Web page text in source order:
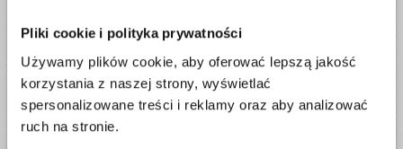
Pliki cookie i polityka prywatności
Używamy plików cookie, aby oferować lepszą jakość
korzystania z naszej strony, wyświetlać
spersonalizowane treści i reklamy oraz aby analizować
ruch na stronie.
realizację zlecenia. Masz do wyboru przelew online,
płatność kartą, Paypalem, Apple Pay, Google pay
oraz przelew tradycyjny. Wybierając przelew
tradycyjny, płatność zostanie zaakceptowana po
zaksięgowaniu środków na naszym rachunku
bankowym, a wiemy, że sesje wychodzące i